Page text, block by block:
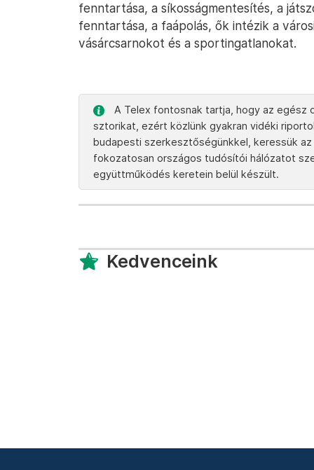
fenntartása, a síkosságmentesítés, a
fenntartása, a faápolás, ők intézik a
vásárcsarnokot és a sportingatlanokat.
A Telex fontosnak tartja, hogy az egész
sztorikat, ezért közlünk gyakran vidéki
budapesti szerkesztőségünkkel, keressük
fokozatosan országos tudósítói hálózatot
együttműködés keretein belül készült.
Kedvenceink